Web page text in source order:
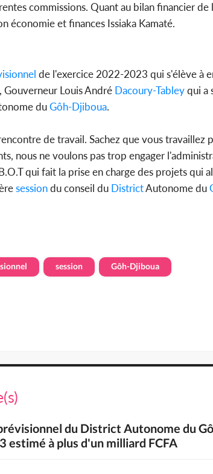
commissions. Quant au bilan financier
économie et finances Issiaka Kamaté.
de l'exercice 2022-2023 qui s'élève à
Louis André Dacoury-Tableyqui a
duGôh-Djiboua.
de travail. Sachez que vous travaillez
nous ne voulons pas trop engager
qui fait la prise en charge des projets qui
sessiondu conseil du DistrictAutonome du
session Gôh-Djiboua
du District Autonome du
à plus d'un milliard FCFA